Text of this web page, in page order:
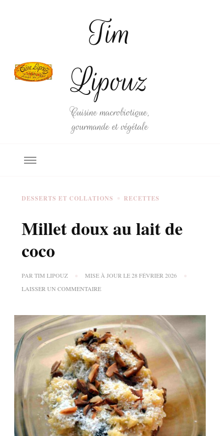
Tim
Lipouz
Cuisine macrobiotique,
gourmande et végétale
DESSERTS ET COLLATIONS RECETTES
Millet doux au lait de
coco
PAR TIM LIPOUZ MISE À JOUR LE28 FÉVRIER 2026
LAISSER UN COMMENTAIRESUR
LAIT
DE
COCO